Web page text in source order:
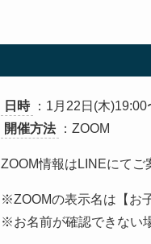
日時
：1月22日(木
開催方法
：ZOOM
ZOOM情報はLINEにてご
※ZOOMの表示名は【お
※お名前が確認できない